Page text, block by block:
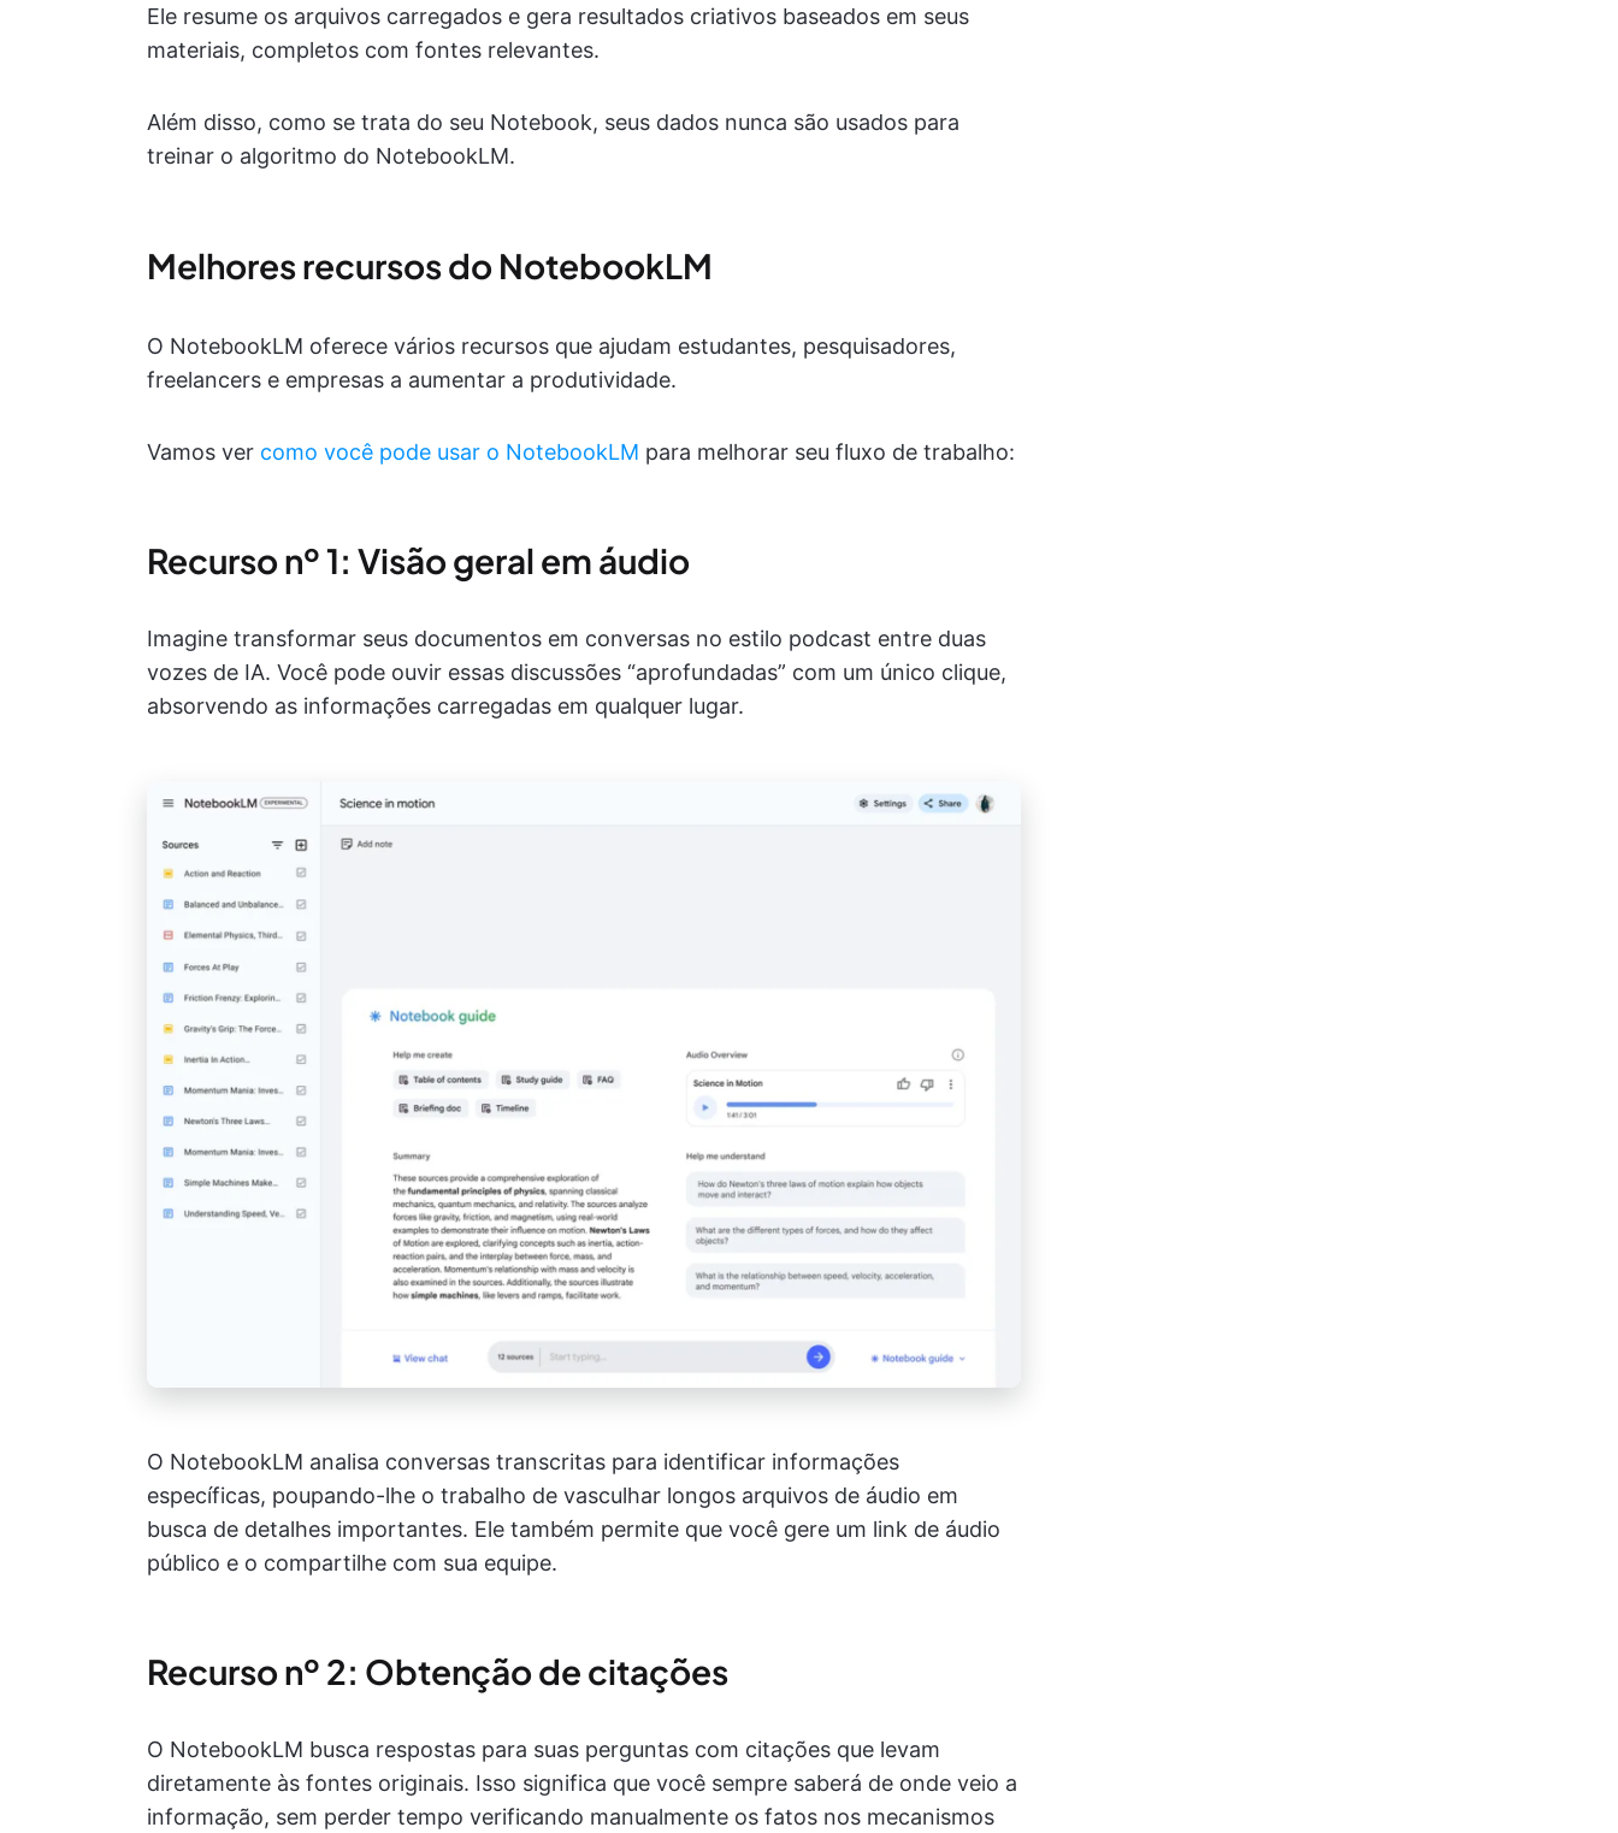
Ele resume os arquivos carregados e gera resultados criativos baseados em seus
materiais, completos com fontes relevantes.
Além disso, como se trata do seu Notebook, seus dados nunca são usados para
treinar o algoritmo do NotebookLM.
Melhores recursos do NotebookLM
O NotebookLM oferece vários recursos que ajudam estudantes, pesquisadores,
freelancers e empresas a aumentar a produtividade.
Vamos ver como você pode usar o NotebookLM para melhorar seu fluxo de trabalho:
Recurso nº 1: Visão geral em áudio
Imagine transformar seus documentos em conversas no estilo podcast entre duas
vozes de IA. Você pode ouvir essas discussões “aprofundadas” com um único clique,
absorvendo as informações carregadas em qualquer lugar.
O NotebookLM analisa conversas transcritas para identificar informações
específicas, poupando-lhe o trabalho de vasculhar longos arquivos de áudio em
busca de detalhes importantes. Ele também permite que você gere um link de áudio
público e o compartilhe com sua equipe.
Recurso nº 2: Obtenção de citações
O NotebookLM busca respostas para suas perguntas com citações que levam
diretamente às fontes originais. Isso significa que você sempre saberá de onde veio a
informação, sem perder tempo verificando manualmente os fatos nos mecanismos